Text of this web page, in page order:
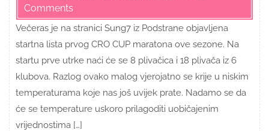
Comments
Večeras je na stranici Sung7 iz Podstrane objavljena
startna lista prvog CRO CUP maratona ove sezone. Na
startu prve utrke naći će se 8 plivačica i 18 plivača iz 6
klubova. Razlog ovako malog vjerojatno se krije u niskim
temperaturama koje nas još uvijek prate. Nadamo se da
će se temperature uskoro prilagoditi uobičajenim
vrijednostima […]